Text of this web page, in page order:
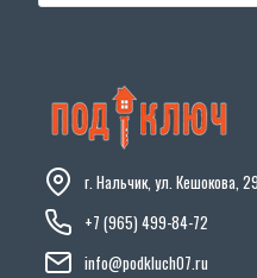
г. Нальчик, ул. Кешокова,
+7 (965) 499-84-72
info@podkluch07.ru